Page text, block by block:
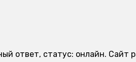
ответ, статус: онлайн. Сайт